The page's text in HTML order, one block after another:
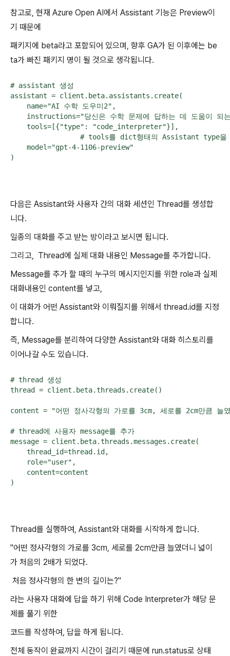
참고로, 현재 Azure Open AI에서 Assistant 기능은 Preview이
기 때문에
패키지에 beta라고 포함되어 있으며, 향후 GA가 된 이후에는 be
ta가 빠진 패키지 명이 될 것으로 생각됩니다.
# assistant 생성
assistant = client.beta.assistants.create(
    name="AI 수학 도우미2",
instructions="당신은 수학 문제에 답하는 데 도움이 되
    tools=[{"type": "code_interpreter"}],
# tools를 dict형태의 Assistant type을
    model="gpt-4-1106-preview"
)
다음은 Assistant와 사용자 간의 대화 세션인 Thread를 생성합
니다.
일종의 대화를 주고 받는 방이라고 보시면 됩니다.
그리고, Thread에 실제 대화 내용인 Message를 추가합니다.
Message를 추가 할 때의 누구의 메시지인지를 위한 role과 실제
대화내용인 content를 넣고,
이 대화가 어떤 Assistant와 이뤄질지를 위해서 thread.id를 지정
합니다.
즉, Message를 분리하여 다양한 Assistant와 대화 히스토리를
이어나갈 수도 있습니다.
# thread 생성
thread = client.beta.threads.create()
content = "어떤 정사각형의 가로를 3cm, 세로를 2cm만큼 늘
# thread에 사용자 message를 추가
message = client.beta.threads.messages.create(
    thread_id=thread.id,
    role="user",
    content=content
)
Thread를 실행하여, Assistant와 대화를 시작하게 합니다.
"어떤 정사각형의 가로를 3cm, 세로를 2cm만큼 늘였더니 넓이
가 처음의 2배가 되었다.
처음 정사각형의 한 변의 길이는?"
라는 사용자 대화에 답을 하기 위해 Code Interpreter가 해당 문
제를 풀기 위한
코드를 작성하여, 답을 하게 됩니다.
전체 동작이 완료까지 시간이 걸리기 때문에 run.status로 상태